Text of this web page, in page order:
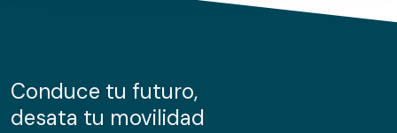
información sobre el uso que haga del sitio web con
nuestros partners de redes sociales, publicidad y análisis
Conduce tu futuro,
desata tu movilidad